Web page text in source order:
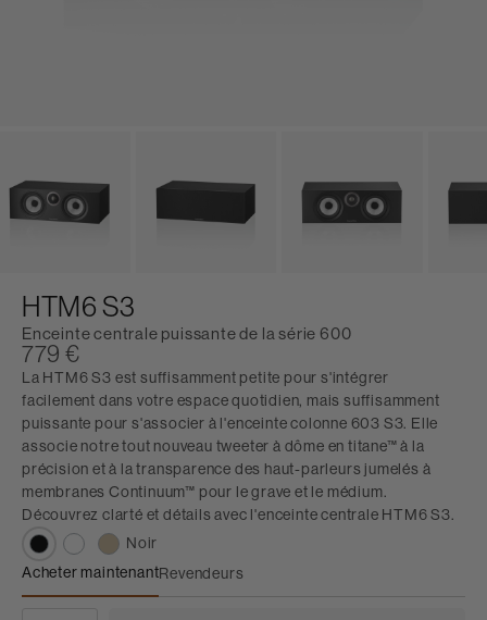
HTM6 S3
Enceinte centrale puissante de la série 600
779 €
La HTM6 S3 est suffisamment petite pour s'intégrer
facilement dans votre espace quotidien, mais suffisamment
puissante pour s'associer à l'enceinte colonne 603 S3. Elle
associe notre tout nouveau tweeter à dôme en titane™ à la
précision et à la transparence des haut-parleurs jumelés à
membranes Continuum™ pour le grave et le médium.
Découvrez clarté et détails avec l'enceinte centrale HTM6 S3.
Noir
Acheter maintenant
HTM6 S3
Revendeurs